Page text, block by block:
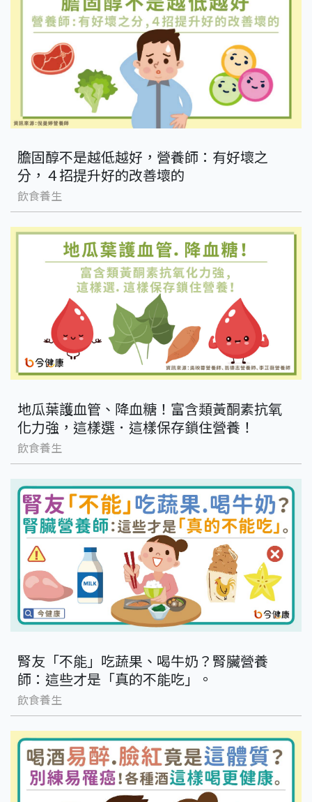
膽固醇不是越低越好，營養師：有好壞之
分，４招提升好的改善壞的
飲食養生
地瓜葉護血管、降血糖！富含類黃酮素抗氧
化力強，這樣選．這樣保存鎖住營養！
飲食養生
腎友「不能」吃蔬果、喝牛奶？腎臟營養
師：這些才是「真的不能吃」。
飲食養生